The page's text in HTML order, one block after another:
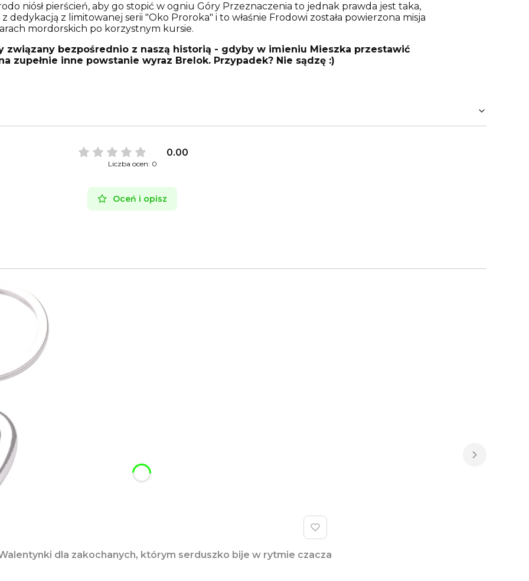
niósł pierścień, aby go stopić w ogniu Góry Przeznaczenia to jednak prawda jest taka,
dedykacją z limitowanej serii "Oko Proroka" i to właśnie Frodowi została powierzona misja
mordorskich po korzystnym kursie.
związany bezpośrednio z naszą historią - gdyby w imieniu Mieszka przestawić
zupełnie inne powstanie wyraz Brelok. Przypadek? Nie sądzę :)
0.00
Liczba ocen: 0
Oceń i opisz
dla zakochanych, którym serduszko bije w rytmie czacza